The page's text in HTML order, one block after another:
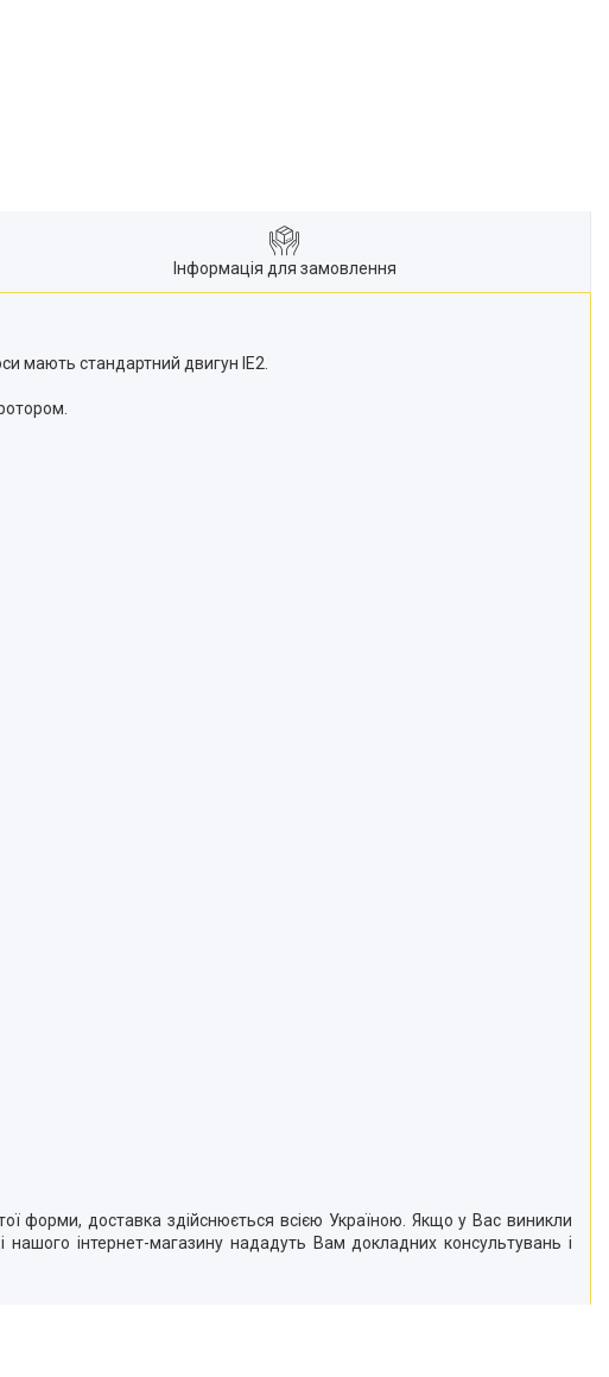
Інформація для замовлення
мають стандартний двигун IE2.
форми, доставка здійснюється всією Україною. Якщо у Вас виникли
інтернет-магазину нададуть Вам докладних консультувань і